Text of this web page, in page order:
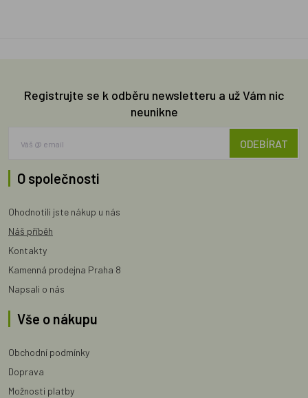
Registrujte se k odběru newsletteru a už Vám nic
neunikne
ODEBÍRAT
O společnosti
Ohodnotili jste nákup u nás
Náš příběh
Kontakty
Kamenná prodejna Praha 8
Napsali o nás
Vše o nákupu
Obchodní podmínky
Doprava
Možnosti platby